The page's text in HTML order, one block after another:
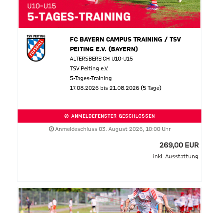
FC BAYERN CAMPUS TRAINING / TSV
PEITING E.V. (BAYERN)
ALTERSBEREICH U10-U15
TSV Peiting e.V.
5-Tages-Training
17.08.2026 bis 21.08.2026 (5 Tage)
ANMELDEFENSTER GESCHLOSSEN
Anmeldeschluss 03. August 2026, 10:00 Uhr
269,00 EUR
inkl. Ausstattung